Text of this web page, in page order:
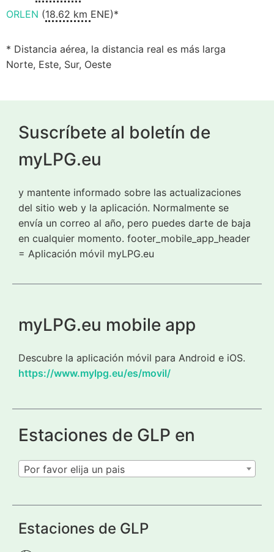
ORLEN (18.62 km ENE)*
* Distancia aérea, la distancia real es más larga
Norte, Este, Sur, Oeste
Suscríbete al boletín de
myLPG.eu
y mantente informado sobre las actualizaciones
del sitio web y la aplicación. Normalmente se
envía un correo al año, pero puedes darte de baja
en cualquier momento. footer_mobile_app_header
= Aplicación móvil myLPG.eu
myLPG.eu mobile app
Descubre la aplicación móvil para Android e iOS.
https://www.mylpg.eu/es/movil/
Estaciones de GLP en
Por favor elija un pais
Estaciones de GLP